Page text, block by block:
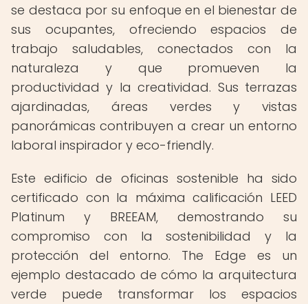
se destaca por su enfoque en el bienestar de
sus ocupantes, ofreciendo espacios de
trabajo saludables, conectados con la
naturaleza y que promueven la
productividad y la creatividad. Sus terrazas
ajardinadas, áreas verdes y vistas
panorámicas contribuyen a crear un entorno
laboral inspirador y eco-friendly.
Este edificio de oficinas sostenible ha sido
certificado con la máxima calificación LEED
Platinum y BREEAM, demostrando su
compromiso con la sostenibilidad y la
protección del entorno. The Edge es un
ejemplo destacado de cómo la arquitectura
verde puede transformar los espacios